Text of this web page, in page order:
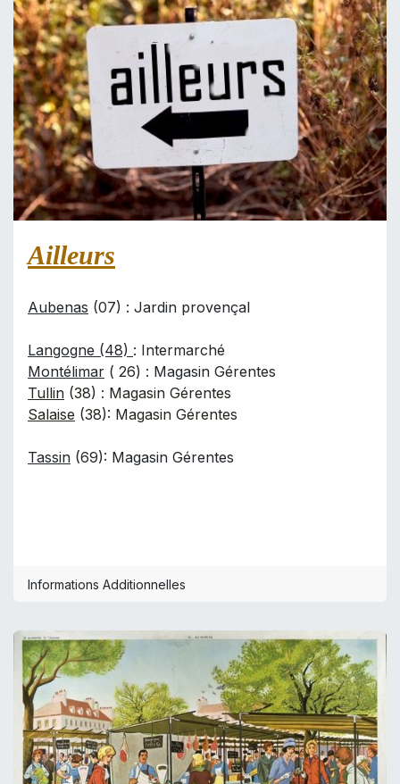
Ailleurs
Aubenas (07) : Jardin provençal
Langogne (48) : Intermarché
Montélimar ( 26) : Magasin Gérentes
Tullin (38) : Magasin Gérentes
Salaise (38): Magasin Gérentes
Tassin (69): Magasin Gérentes
Informations Additionnelles